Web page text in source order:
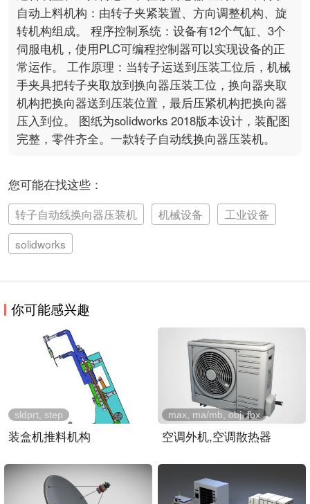
自动上料机构：由转子夹紧装置、方向调整机构、旋
转机构组成。 程序控制系统：设备有12个气缸、3个
伺服电机，使用PLC可编程控制器可以实现设备的正
常运作。 工作原理：当转子运送到压装工位后，机械
手夹具把转子夹取放到换向器压装工位，换向器夹取
机构把换向器送到压装位置，最后压紧机构把换向器
压入到位。 图纸为solidworks 2018版本设计，装配图
完整，零件齐全。一款转子自动线换向器压装机。
您可能在找这些：
转子自动线换向器压装机 机械设备
工业设备
solidworks
你可能感兴趣
装盒机推料机构
sldprt, step
空调外机,空调散热器
max, ma/mb, obj, fbx